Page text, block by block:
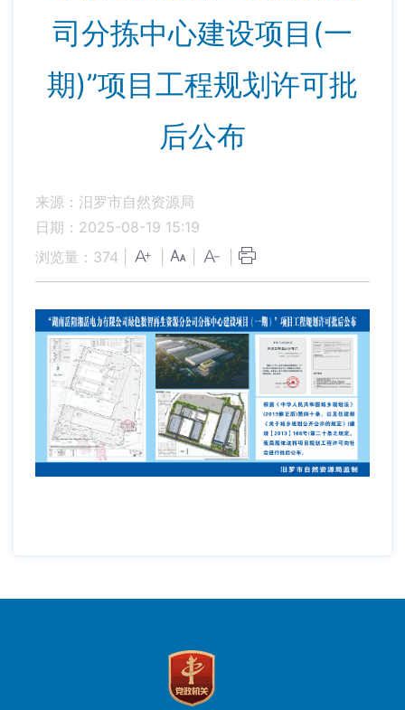
司分拣中心建设项目(一
期)”项目工程规划许可批
后公布
来源：汨罗市自然资源局
日期：2025-08-19 15:19
浏览量： 374